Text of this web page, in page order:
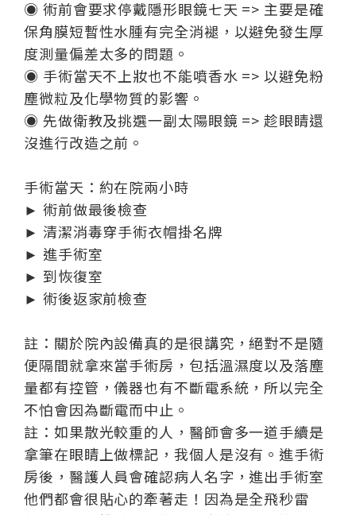
◉ 術前會要求停戴隱形眼鏡七天 => 主要是確
保角膜短暫性水腫有完全消褪，以避免發生厚
度測量偏差太多的問題。
◉ 手術當天不上妝也不能噴香水 => 以避免粉
塵微粒及化學物質的影響。
◉ 先做衛教及挑選一副太陽眼鏡 => 趁眼睛還
沒進行改造之前。
手術當天：約在院兩小時
► 術前做最後檢查
► 清潔消毒穿手術衣帽掛名牌
► 進手術室
► 到恢復室
► 術後返家前檢查
註：關於院內設備真的是很講究，絕對不是隨
便隔間就拿來當手術房，包括溫濕度以及落塵
量都有控管，儀器也有不斷電系統，所以完全
不怕會因為斷電而中止。
註：如果散光較重的人，醫師會多一道手續是
拿筆在眼睛上做標記，我個人是沒有。進手術
房後，醫護人員會確認病人名字，進出手術室
他們都會很貼心的牽著走！因為是全飛秒雷